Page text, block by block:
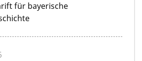
für bayerische